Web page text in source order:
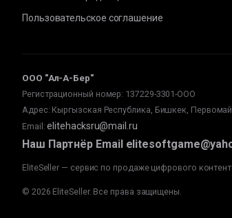
Пользовательское соглашение
ООО "Ал-А-Бер"
Регистрационный номер: 137229-3301-ООО
Адрес: Кыргызская Республика, Бишкек,
Email: elitehacksru@mail.ru
Наш Партнёр Email
EliteSeller — сервис по продаже цифрового
© 2026 EliteSeller. Все права защищены